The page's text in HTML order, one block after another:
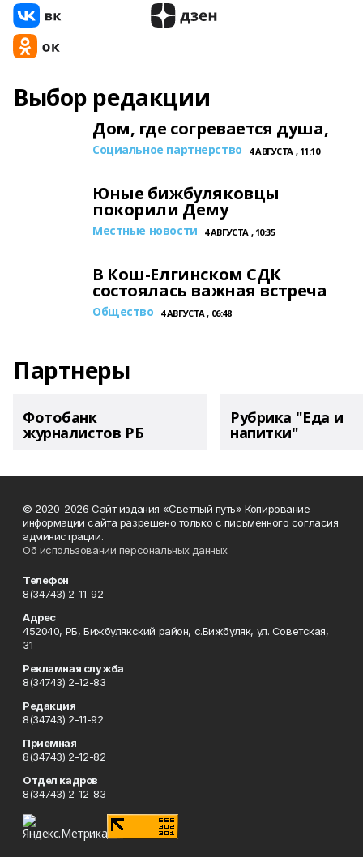
Выбор редакции
Дом, где согревается душа,
Социальное партнерство 4 АВГУСТА , 11:10
Юные бижбуляковцы
покорили Дему
Местные новости 4 АВГУСТА , 10:35
В Кош-Елгинском СДК
состоялась важная встреча
Общество 4 АВГУСТА , 06:48
Партнеры
Фотобанк
журналистов РБ
Рубрика "Еда и
напитки"
© 2020-2026 Сайт издания «Светлый путь» Копирование
информации сайта разрешено только с письменного согласия
администрации.
Об использовании персональных данных
Телефон
8(34743) 2-11-92
Адрес
452040, РБ, Бижбулякский район, с.Бижбуляк, ул. Советская,
31
Рекламная служба
8(34743) 2-12-83
Редакция
8(34743) 2-11-92
Приемная
8(34743) 2-12-82
Отдел кадров
8(34743) 2-12-83